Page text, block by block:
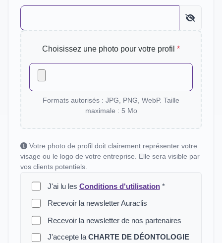
Choisissez une photo pour votre profil *
Formats autorisés : JPG, PNG, WebP. Taille
maximale : 5 Mo
Votre photo de profil doit clairement représenter votre
visage ou le logo de votre entreprise. Elle sera visible par
vos clients potentiels.
J'ai lu les Conditions d'utilisation*
Recevoir la newsletter Auraclis
Recevoir la newsletter de nos partenaires
J'accepte la CHARTE DE DÉONTOLOGIE